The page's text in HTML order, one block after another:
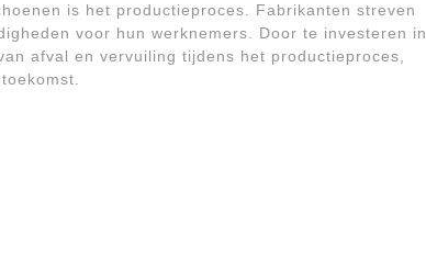
is het productieproces. Fabrikanten streven
voor hun werknemers. Door te investeren in
afval en vervuiling tijdens het productieproces,